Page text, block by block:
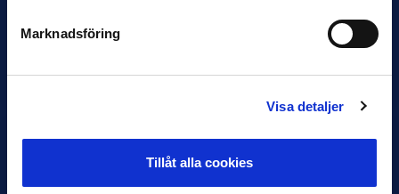
Marknadsföring
Visa detaljer
Tillåt alla cookies
Bosnien & Hercegovina Armin Gigovic — Helsingborgs IF
Elfenbenskusten…